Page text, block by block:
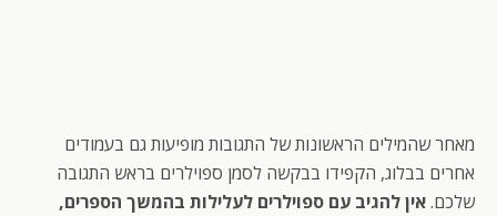
מאחר שהמילים הראשונות של התגובות מופיעות גם בעמודים
אחרים בבלוג, הקפידו בבקשה לסמן ספוילרים בראש התגובה
שלכם.אין להגיב עם ספוילרים לעלילות בהמשך הספרים,